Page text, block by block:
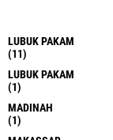
LUBUK PAKAM
(11)
LUBUK PAKAM
(1)
MADINAH
(1)